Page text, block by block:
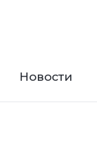
Новости